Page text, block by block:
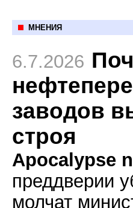
МНЕНИЯ
6.7.2026
заводов
строя
Apocalypse
преддверии
молчат